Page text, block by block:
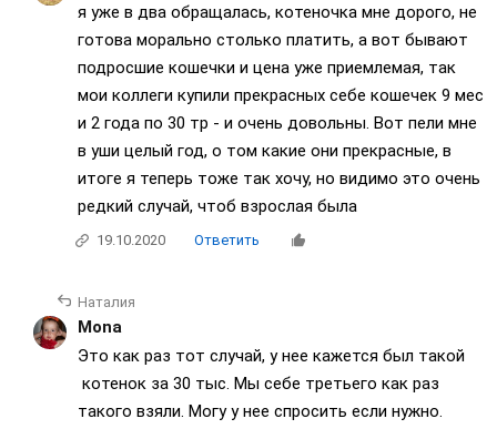
я уже в два обращалась, котеночка мне дорого, не
готова морально столько платить, а вот бывают
подросшие кошечки и цена уже приемлемая, так
мои коллеги купили прекрасных себе кошечек 9 мес
и 2 года по 30 тр - и очень довольны. Вот пели мне
в уши целый год, о том какие они прекрасные, в
итоге я теперь тоже так хочу, но видимо это очень
редкий случай, чтоб взрослая была
19.10.2020 Ответить
Наталия
Mona
Это как раз тот случай, у нее кажется был такой
котенок за 30 тыс. Мы себе третьего как раз
такого взяли. Могу у нее спросить если нужно.